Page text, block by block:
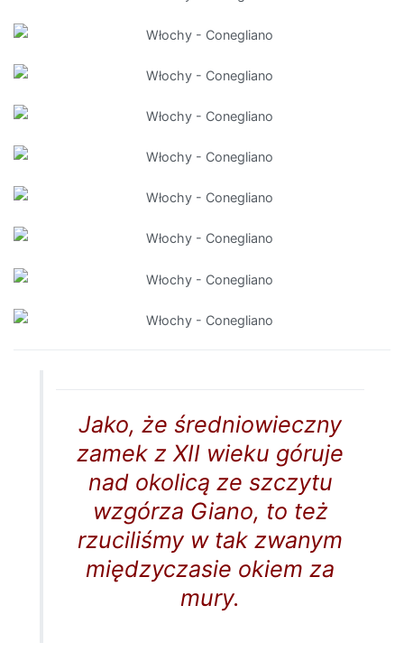
Jako, że średniowieczny
zamek z XII wieku góruje
nad okolicą ze szczytu
wzgórza Giano, to też
rzuciliśmy w tak zwanym
międzyczasie okiem za
mury.